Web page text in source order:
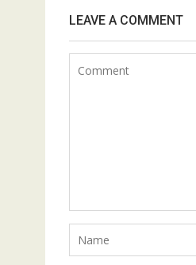
LEAVE A COMMENT